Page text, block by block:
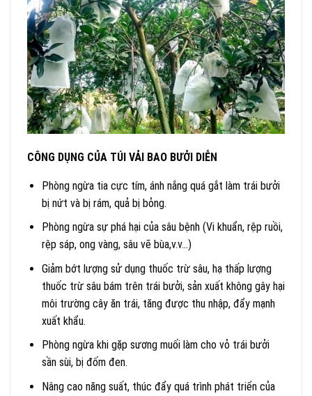
CÔNG DỤNG CỦA TÚI VẢI BAO BƯỞI DIỄN
Phòng ngừa tia cực tím, ánh nắng quá gắt làm trái bưởi
bị nứt và bị rám, quả bị bỏng.
Phòng ngừa sự phá hại của sâu bệnh (Vi khuẩn, rệp ruồi,
rệp sáp, ong vàng, sâu vẽ bùa,v.v…)
Giảm bớt lượng sử dụng thuốc trừ sâu, hạ thấp lượng
thuốc trừ sâu bám trên trái bưởi, sản xuất không gây hại
môi trường cây ăn trái, tăng được thu nhập, đẩy mạnh
xuất khẩu.
Phòng ngừa khi gặp sương muối làm cho vỏ trái bưởi
sần sùi, bị đốm đen.
Nâng cao năng suất, thúc đẩy quá trình phát triển của